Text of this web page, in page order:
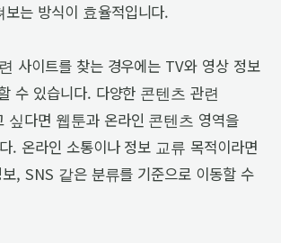
는 방식이 효율적입니다.
사이트를 찾는 경우에는 TV와 영상 정보
수 있습니다. 다양한 콘텐츠 관련
싶다면 웹툰과 온라인 콘텐츠 영역을
. 온라인 소통이나 정보 교류 목적이라면
, SNS 같은 분류를 기준으로 이동할 수